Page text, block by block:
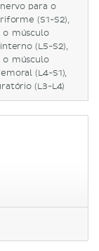
nervo para o
(S1-S2),
o músculo
(L5-S2),
o músculo
(L4-S1),
(L3-L4)